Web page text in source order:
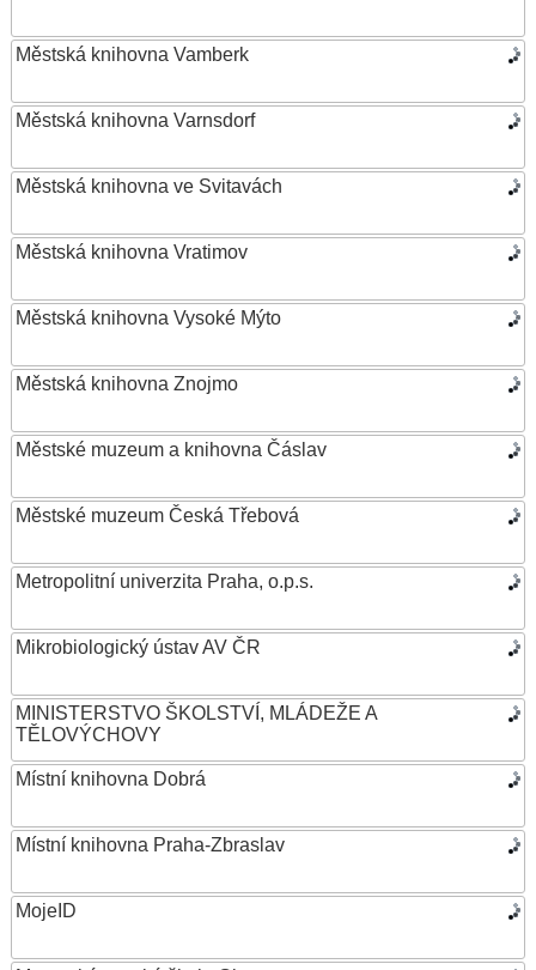
Městská knihovna Vamberk
Městská knihovna Varnsdorf
Městská knihovna ve Svitavách
Městská knihovna Vratimov
Městská knihovna Vysoké Mýto
Městská knihovna Znojmo
Městské muzeum a knihovna Čáslav
Městské muzeum Česká Třebová
Metropolitní univerzita Praha, o.p.s.
Mikrobiologický ústav AV ČR
MINISTERSTVO ŠKOLSTVÍ, MLÁDEŽE A
TĚLOVÝCHOVY
Místní knihovna Dobrá
Místní knihovna Praha-Zbraslav
MojeID